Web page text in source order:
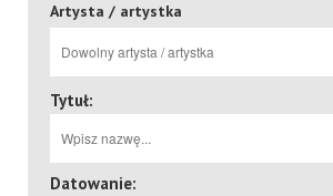
Artysta / artystka
Tytuł:
Datowanie: